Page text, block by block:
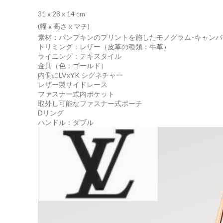
31 x 28 x 14cm
(幅 x 高さ x マチ)
素材：パンプキンのプリントを施したモノグラム･キャン
トリミング：レザー（皮革の種類：牛革）
ライニング：テキスタイル
金具（色：ゴールド）
内側にLVxYK シグネチャー
レザー製サイドレース
ファスナー式内ポケット
取外し可能なファスナー式ポーチ
Dリング
ハンドル：ダブル